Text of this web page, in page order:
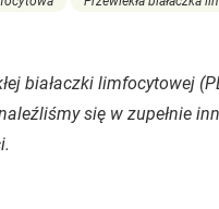
białaczki limfocytowej
się w zupełnie